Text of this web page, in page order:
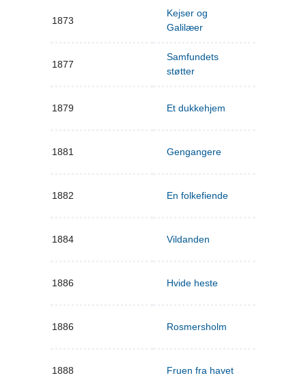
1873
Kejser og
Galilæer
1877
Samfundets
støtter
1879 Et dukkehjem
1881 Gengangere
1882 En folkefiende
1884 Vildanden
1886 Hvide heste
1886 Rosmersholm
1888 Fruen fra havet